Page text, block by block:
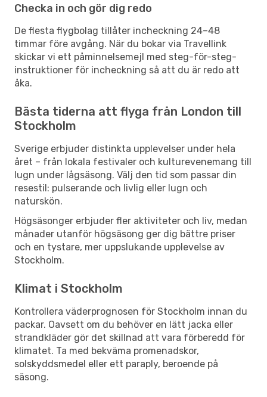
Checka in och gör dig redo
De flesta flygbolag tillåter incheckning 24–48
timmar före avgång. När du bokar via Travellink
skickar vi ett påminnelsemejl med steg-för-steg-
instruktioner för incheckning så att du är redo att
åka.
Bästa tiderna att flyga från London till
Stockholm
Sverige erbjuder distinkta upplevelser under hela
året – från lokala festivaler och kulturevenemang till
lugn under lågsäsong. Välj den tid som passar din
resestil: pulserande och livlig eller lugn och
naturskön.
Högsäsonger erbjuder fler aktiviteter och liv, medan
månader utanför högsäsong ger dig bättre priser
och en tystare, mer uppslukande upplevelse av
Stockholm.
Klimat i Stockholm
Kontrollera väderprognosen för Stockholm innan du
packar. Oavsett om du behöver en lätt jacka eller
strandkläder gör det skillnad att vara förberedd för
klimatet. Ta med bekväma promenadskor,
solskyddsmedel eller ett paraply, beroende på
säsong.